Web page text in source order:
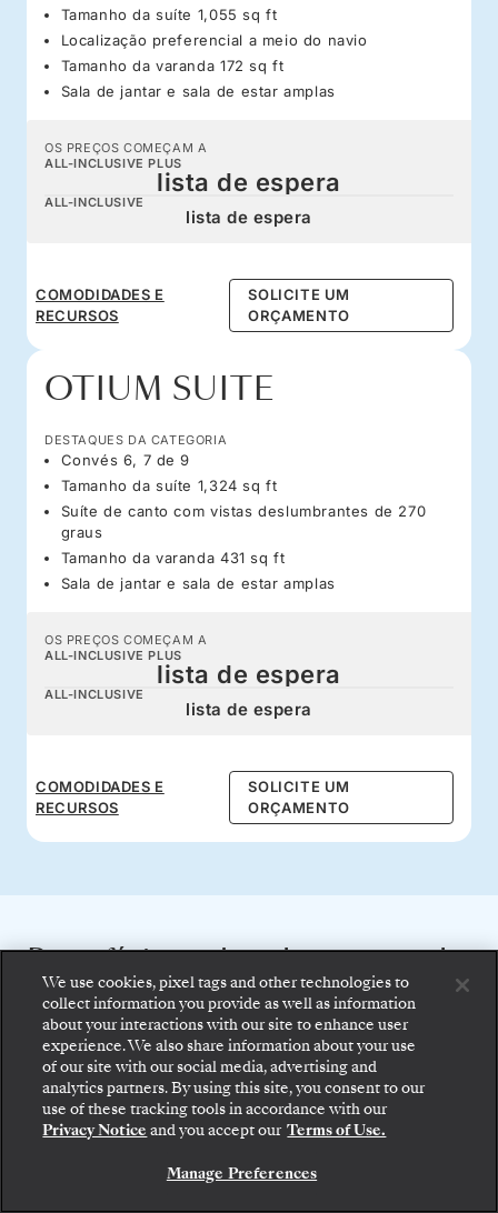
Tamanho da suíte 1,055 sq ft
Localização preferencial a meio do navio
Tamanho da varanda 172 sq ft
Sala de jantar e sala de estar amplas
OS PREÇOS COMEÇAM A
ALL-INCLUSIVE PLUS
lista de espera
ALL-INCLUSIVE
lista de espera
COMODIDADES E
RECURSOS
SOLICITE UM
ORÇAMENTO
OTIUM SUITE
DESTAQUES DA CATEGORIA
Convés 6, 7 de 9
Tamanho da suíte 1,324 sq ft
Suíte de canto com vistas deslumbrantes de 270
graus
Tamanho da varanda 431 sq ft
Sala de jantar e sala de estar amplas
OS PREÇOS COMEÇAM A
ALL-INCLUSIVE PLUS
lista de espera
ALL-INCLUSIVE
lista de espera
COMODIDADES E
RECURSOS
SOLICITE UM
ORÇAMENTO
Benefícios a bordo com tudo
incluído
Desfrute de refeições gourmet 24 horas,
serviço de mordomo, entretenimento
excecional e bebidas da melhor qualidade: a
imagem de marca da Silversea.
We use cookies, pixel tags and other technologies to
collect information you provide as well as information
about your interactions with our site to enhance user
experience. We also share information about your use
of our site with our social media, advertising and
analytics partners. By using this site, you consent to our
use of these tracking tools in accordance with our
Privacy Notice and you accept our Terms of Use.
Manage Preferences